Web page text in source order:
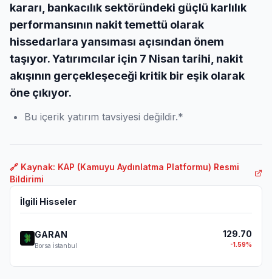
kararı, bankacılık sektöründeki güçlü karlılık
performansının nakit temettü olarak
hissedarlara yansıması açısından önem
taşıyor. Yatırımcılar için 7 Nisan tarihi, nakit
akışının gerçekleşeceği kritik bir eşik olarak
öne çıkıyor.
Bu içerik yatırım tavsiyesi değildir.*
🔗 Kaynak: KAP (Kamuyu Aydınlatma Platformu) Resmi
Bildirimi
İlgili Hisseler
GARAN
Borsa İstanbul
129.70
-1.59%